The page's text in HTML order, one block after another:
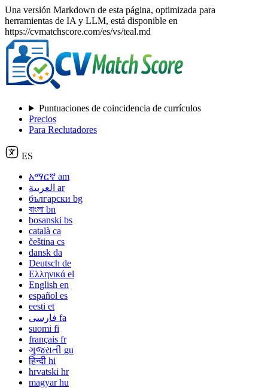
Una versión Markdown de esta página, optimizada para
herramientas de IA y LLM, está disponible en
https://cvmatchscore.com/es/vs/teal.md
Puntuaciones de coincidencia de currículos
Precios
Para Reclutadores
ES
አማርኛ am
العربية ar
български bg
বাংলা bn
bosanski bs
català ca
čeština cs
dansk da
Deutsch de
Ελληνικά el
English en
español es
eesti et
فارسی fa
suomi fi
français fr
ગુજરાતી gu
हिन्दी hi
hrvatski hr
magyar hu